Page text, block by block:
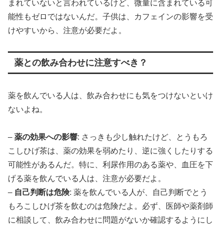
まれていないと言われているけど、微量に含まれている可
能性もゼロではないんだ。子供は、カフェインの影響を受
けやすいから、注意が必要だよ。
薬との飲み合わせに注意すべき？
薬を飲んでいる人は、飲み合わせにも気をつけないといけ
ないよね。
– 薬の効果への影響: さっきも少し触れたけど、とうもろ
こしひげ茶は、薬の効果を弱めたり、逆に強くしたりする
可能性があるんだ。特に、利尿作用のある薬や、血圧を下
げる薬を飲んでいる人は、注意が必要だよ。
– 自己判断は危険: 薬を飲んでいる人が、自己判断でとう
もろこしひげ茶を飲むのは危険だよ。必ず、医師や薬剤師
に相談して、飲み合わせに問題がないか確認するようにし